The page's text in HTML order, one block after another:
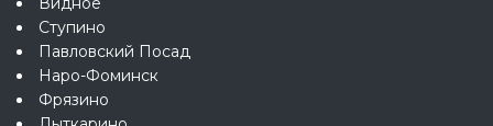
Ступино
Павловский Посад
Наро-Фоминск
Фрязино